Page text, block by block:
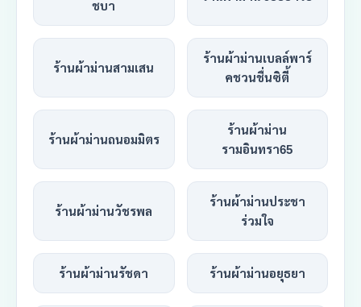
ชบา
ร้านผ้าม่านสามเสน
ร้านผ้าม่านเบลล์พาร์
คชวนชื่นซิตี้
ร้านผ้าม่านถนอมมิตร
ร้านผ้าม่าน
รามอินทรา65
ร้านผ้าม่านวัชรพล
ร้านผ้าม่านประชา
ร่วมใจ
ร้านผ้าม่านรัชดา ร้านผ้าม่านอยุธยา